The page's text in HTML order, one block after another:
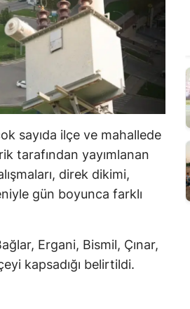
sayıda ilçe ve mahallede
tarafından yayımlanan
direk dikimi,
gün boyunca farklı
Ergani, Bismil, Çınar,
kapsadığı belirtildi.